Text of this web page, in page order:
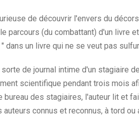
de découvrir l'envers du
parcours (du combattant) d'un livre
dans un livre qui ne se veut pas
de journal intime d'un stagiaire
scientifique pendant trois mois
bureau des stagiaires, l'auteur lit et
auteurs connus et reconnus, à tord